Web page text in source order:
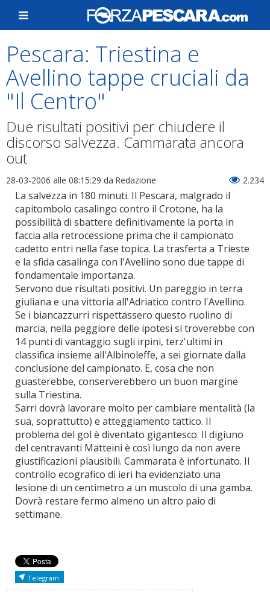
Pescara: Triestina e
Avellino tappe cruciali da
"Il Centro"
Due risultati positivi per chiudere il
discorso salvezza. Cammarata ancora
out
28-03-2006 alle 08:15:29 da Redazione 2.234
La salvezza in 180 minuti. Il Pescara, malgrado il
capitombolo casalingo contro il Crotone, ha la
possibilità di sbattere definitivamente la porta in
faccia alla retrocessione prima che il campionato
cadetto entri nella fase topica. La trasferta a Trieste
e la sfida casalinga con l'Avellino sono due tappe di
fondamentale importanza.
Servono due risultati positivi. Un pareggio in terra
giuliana e una vittoria all'Adriatico contro l'Avellino.
Se i biancazzurri rispettassero questo ruolino di
marcia, nella peggiore delle ipotesi si troverebbe con
14 punti di vantaggio sugli irpini, terz'ultimi in
classifica insieme all'Albinoleffe, a sei giornate dalla
conclusione del campionato. E, cosa che non
guasterebbe, conserverebbero un buon margine
sulla Triestina.
Sarri dovrà lavorare molto per cambiare mentalità (la
sua, soprattutto) e atteggiamento tattico. Il
problema del gol è diventato gigantesco. Il digiuno
del centravanti Matteini è così lungo da non avere
giustificazioni plausibili. Cammarata è infortunato. Il
controllo ecografico di ieri ha evidenziato una
lesione di un centimetro a un muscolo di una gamba.
Dovrà restare fermo almeno un altro paio di
settimane.
Telegram